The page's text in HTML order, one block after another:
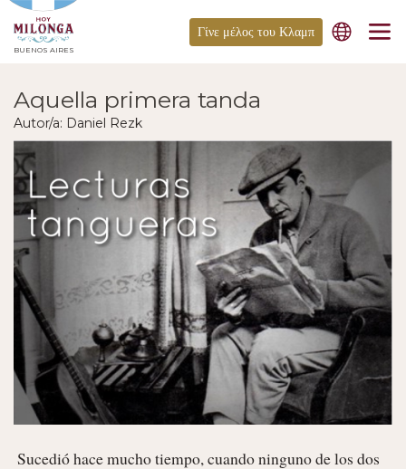
BUENOS AIRES
Γίνε μέλος του Κλαμπ
Aquella primera tanda
Autor/a: Daniel Rezk